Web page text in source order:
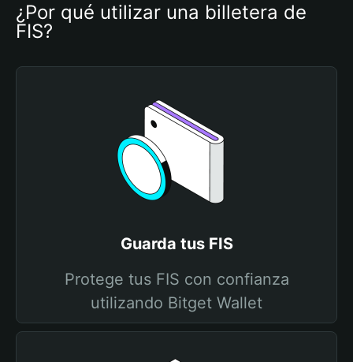
¿Por qué utilizar una billetera de
FIS?
Guarda tus FIS
Protege tus FIS con confianza
utilizando Bitget Wallet